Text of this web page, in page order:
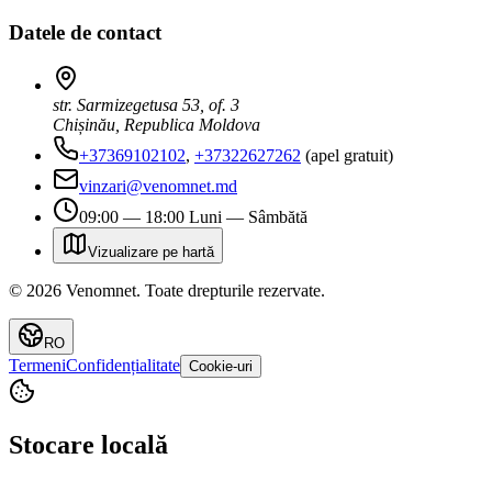
Datele de contact
str. Sarmizegetusa 53, of. 3
Chișinău, Republica Moldova
+37369102102, +37322627262 (apel gratuit)
vinzari@venomnet.md
09:00 — 18:00 Luni — Sâmbătă
Vizualizare pe hartă
© 2026 Venomnet. Toate drepturile rezervate.
RO
TermeniConfidențialitate Cookie-uri
Stocare locală